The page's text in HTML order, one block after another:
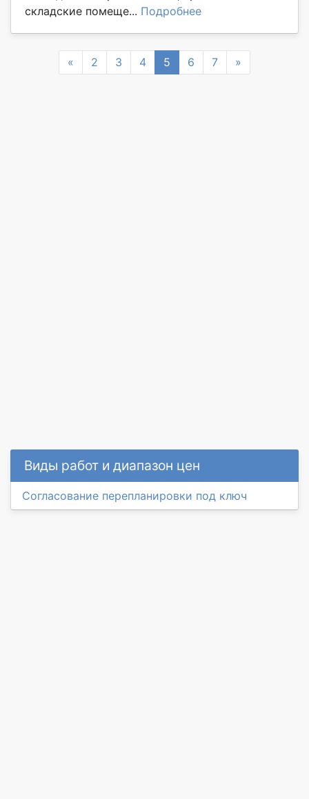
Виды работ и диапазон цен
Согласование перепланировки под ключ
складские помеще... Подробнее
« Previous
2 3 4 5 6 7 »